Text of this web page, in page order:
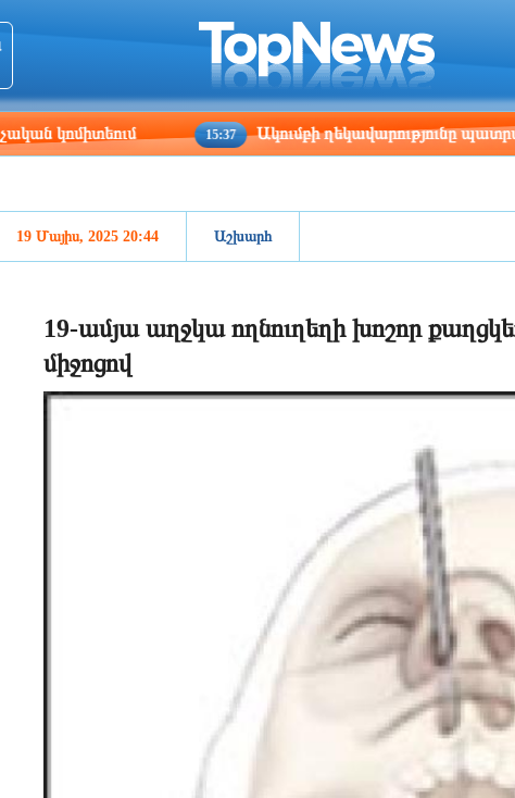
Los Angeles
04:55
Beijing
19:55
15:37 Ակումբի ղեկավարությունը պատրաստ է
19 Մայիս, 2025 20:44 Աշխարհ
19-ամյա աղջկա ողնուղեղի խոշոր
միջոցով